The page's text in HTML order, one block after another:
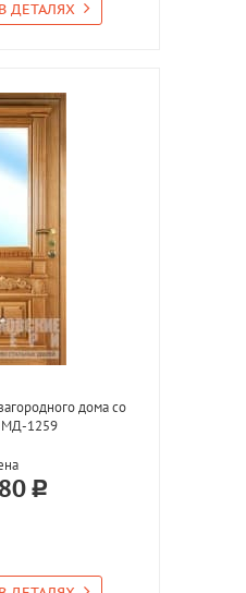
ДЕТАЛЯХ
дома со
МД-1259